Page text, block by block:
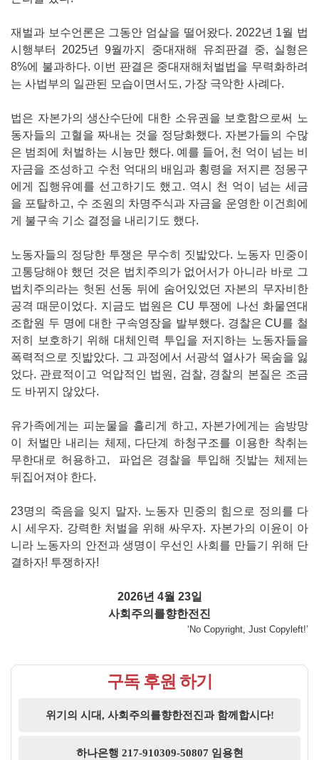
재벌과 보수언론은 그동안 엄살을 떨어왔다. 2022년 1월 법
시행부터 2025년 9월까지 중대재해 유죄판결 중, 실형은
8%에 불과하다. 이번 판결은 중대재해처벌법을 무력화하려
는 사법부의 일관된 모습이면서도, 가장 극악한 사례다.
법은 자본가의 생산수단에 대한 소유권을 보호함으로써 노
동자들의 고혈을 짜내는 것을 정당화했다. 자본가들의 수많
은 범죄에 처벌하는 시늉만 했다. 예를 들어, 천 억이 넘는 비
자금을 조성하고 수천 억대의 배임과 횡령을 저지른 정몽구
에게 집행유예를 선고하기도 했고. 역시 천 억이 넘는 세금
을 포탈하고, 수 조원의 차명주식과 자금을 운영한 이건희에
게 불구속 기소 결정을 내리기도 했다.
노동자들의 정당한 투쟁은 무수히 짓밟았다. 노동자 민중이
고통당해야 했던 것은 법치주의가 없어서가 아니라 바로 그
법치주의라는 헛된 선동 뒤에 숨어있었던 자본의 무자비한
공격 때문이었다. 지금도 법원은 CU 투쟁에 나선 화물연대
조합원 두 명에 대한 구속영장을 발부했다. 경찰은 CU를 철
저히 보호하기 위해 대체인력 투입을 저지하는 노동자들을
폭력적으로 짓밟았다. 그 과정에서 서광석 열사가 목숨을 잃
었다. 관료적이고 억압적인 법원, 검찰, 경찰의 본질은 조금
도 바뀌지 않았다.
유가족에게는 피눈물을 흘리게 하고, 자본가에게는 솜방망
이 처벌만 내리는 체제, 다단계 하청구조를 이용한 착취는
무한대로 허용하고, 파업은 경찰을 투입해 짓밟는 체제는
뒤집어져야 한다.
23명의 죽음을 잊지 말자. 노동자 민중의 힘으로 정의를 다
시 세우자. 강력한 처벌을 위해 싸우자. 자본가의 이윤이 아
니라 노동자의 안전과 생명이 우선인 사회를 만들기 위해 단
결하자! 투쟁하자!
2026년 4월 23일
사회주의를향한전진
‘No Copyright, Just Copyleft!’
구독 후원 하기
위기의 시대, 사회주의를향한전진과 함께합시다!
하나은행 217-910309-50807 임용현